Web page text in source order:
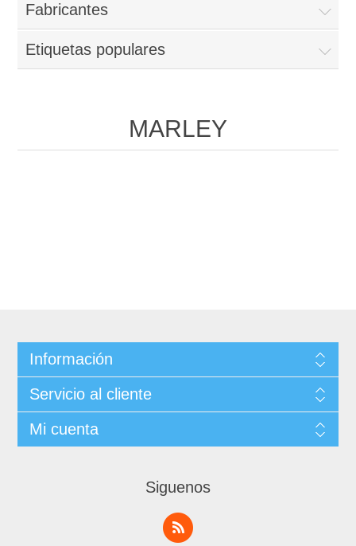
Fabricantes
Etiquetas populares
MARLEY
Información
Servicio al cliente
Mi cuenta
Siguenos